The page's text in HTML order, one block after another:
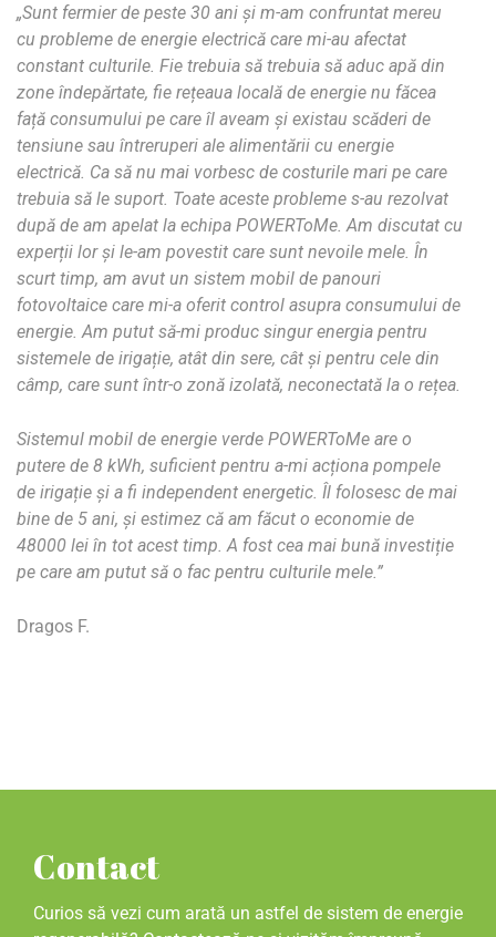
„Sunt fermier de peste 30 ani și m-am confruntat mereu
cu probleme de energie electrică care mi-au afectat
constant culturile. Fie trebuia să trebuia să aduc apă din
zone îndepărtate, fie rețeaua locală de energie nu făcea
față consumului pe care îl aveam și existau scăderi de
tensiune sau întreruperi ale alimentării cu energie
electrică. Ca să nu mai vorbesc de costurile mari pe care
trebuia să le suport. Toate aceste probleme s-au rezolvat
după de am apelat la echipa POWERToMe. Am discutat cu
experții lor și le-am povestit care sunt nevoile mele. În
scurt timp, am avut un sistem mobil de panouri
fotovoltaice care mi-a oferit control asupra consumului de
energie. Am putut să-mi produc singur energia pentru
sistemele de irigație, atât din sere, cât și pentru cele din
câmp, care sunt într-o zonă izolată, neconectată la o rețea.
Sistemul mobil de energie verde POWERToMe are o
putere de 8 kWh, suficient pentru a-mi acționa pompele
de irigație și a fi independent energetic. Îl folosesc de mai
bine de 5 ani, și estimez că am făcut o economie de
48000 lei în tot acest timp. A fost cea mai bună investiție
pe care am putut să o fac pentru culturile mele.”
Dragos F.
Contact
Curios să vezi cum arată un astfel de sistem de energie